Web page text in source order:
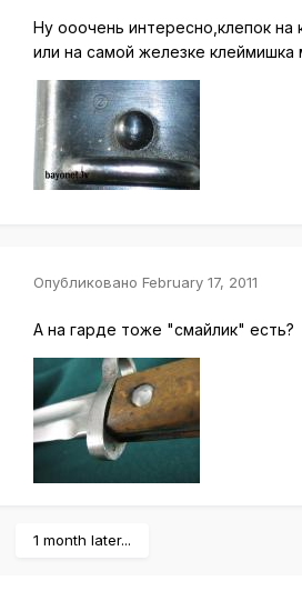
Ну ооочень интересно,клепок на
или на самой железке
Опубликовано February 17, 2011
А на гарде тоже "смайлик" есть?
1 month later...